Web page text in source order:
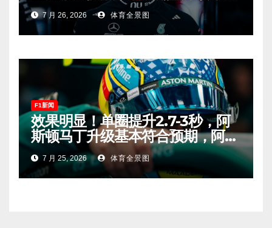
冠有望！
7 月 26, 2026 体育全景图
F1新闻
效果明显！单圈提升2.7-3秒，阿
斯顿马丁升级基本符合预期，阿隆
索有望在匈牙利进入Q2！
7 月 25, 2026 体育全景图